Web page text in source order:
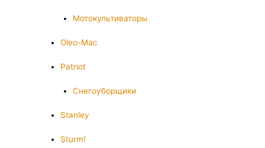
Мотокультиваторы
Oleo-Mac
Patriot
Снегоуборщики
Stanley
Sturm!